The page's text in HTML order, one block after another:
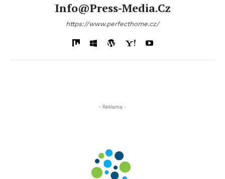
Info@press-Media.cz
https://www.perfecthome.cz/
- Reklama -